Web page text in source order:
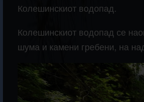
Колешинскиот водопад.
Колешинскиот водопад се
шума и камени гребени, на